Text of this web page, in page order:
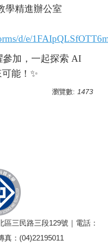
學精進辦公室
d/e/
參加，一起探索 AI
能！✨
瀏覽數: 1473
區三民路三段129號｜電話：
真：(04)22195011